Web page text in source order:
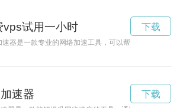
vps试用一小时
速器是一款专业的网络加速工具，可以帮助用户快速稳
下载
速器 下载